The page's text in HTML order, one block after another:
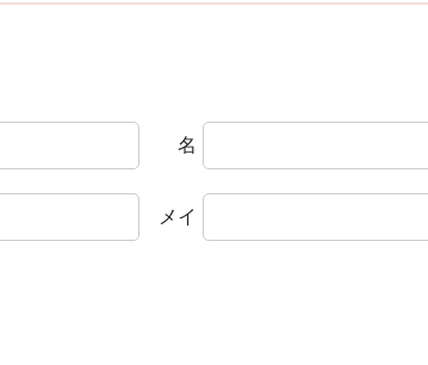
名
メイ